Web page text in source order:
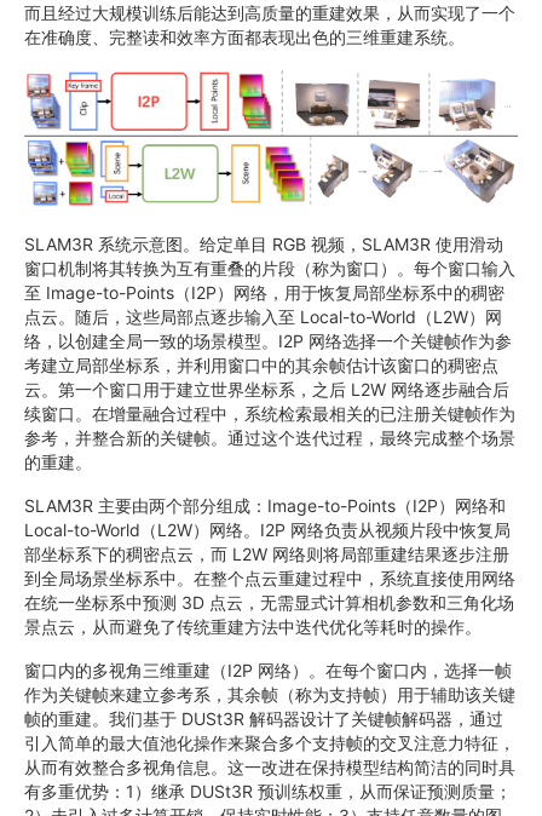
而且经过大规模训练后能达到高质量的重建效果，从而实现了一个
在准确度、完整读和效率方面都表现出色的三维重建系统。
SLAM3R 系统示意图。给定单目 RGB 视频，SLAM3R 使用滑动
窗口机制将其转换为互有重叠的片段（称为窗口）。每个窗口输入
至 Image-to-Points（I2P）网络，用于恢复局部坐标系中的稠密
点云。随后，这些局部点逐步输入至 Local-to-World（L2W）网
络，以创建全局一致的场景模型。I2P 网络选择一个关键帧作为参
考建立局部坐标系，并利用窗口中的其余帧估计该窗口的稠密点
云。第一个窗口用于建立世界坐标系，之后 L2W 网络逐步融合后
续窗口。在增量融合过程中，系统检索最相关的已注册关键帧作为
参考，并整合新的关键帧。通过这个迭代过程，最终完成整个场景
的重建。
SLAM3R 主要由两个部分组成：Image-to-Points（I2P）网络和
Local-to-World（L2W）网络。I2P 网络负责从视频片段中恢复局
部坐标系下的稠密点云，而 L2W 网络则将局部重建结果逐步注册
到全局场景坐标系中。在整个点云重建过程中，系统直接使用网络
在统一坐标系中预测 3D 点云，无需显式计算相机参数和三角化场
景点云，从而避免了传统重建方法中迭代优化等耗时的操作。
窗口内的多视角三维重建（I2P 网络）。在每个窗口内，选择一帧
作为关键帧来建立参考系，其余帧（称为支持帧）用于辅助该关键
帧的重建。我们基于 DUSt3R 解码器设计了关键帧解码器，通过
引入简单的最大值池化操作来聚合多个支持帧的交叉注意力特征，
从而有效整合多视角信息。这一改进在保持模型结构简洁的同时具
有多重优势：1）继承 DUSt3R 预训练权重，从而保证预测质量；